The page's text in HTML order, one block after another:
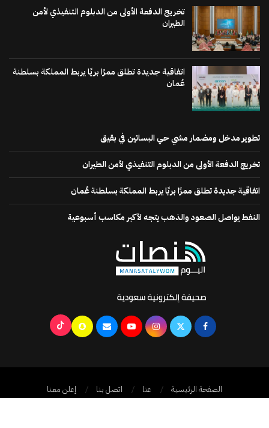
تخريج الدفعة الأولى من الدبلوم التنفيذي لأمن
الطيران
اتفاقية جديدة تطلق ممرًا بريًا يربط المملكة بسلطنة
عُمان
تطوير مدخل ومضمار مشي حي البساتين في بقيق
تخريج الدفعة الأولى من الدبلوم التنفيذي لأمن الطيران
اتفاقية جديدة تطلق ممرًا بريًا يربط المملكة بسلطنة عُمان
النفط يواصل الصعود والذهب يتجه لأكبر مكاسب أسبوعية
الصفحة الرئيسية عنا اتصل بنا إعلن معنا